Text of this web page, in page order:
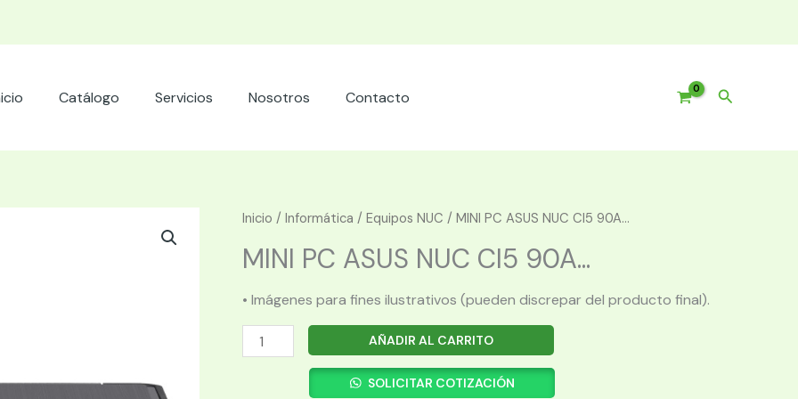
Catálogo Servicios Nosotros Contacto Buscar
Inicio / Informática / Equipos NUC / MINI PC ASUS NUC CI5 90A...
MINI PC ASUS NUC CI5 90A...
• Imágenes para fines ilustrativos (pueden discrepar del producto final).
MINI
PC
AÑADIR AL CARRITO
SOLICITAR COTIZACIÓN